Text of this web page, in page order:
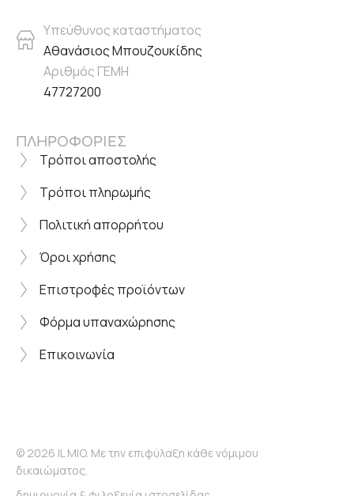
Υπεύθυνος καταστήματος
Αθανάσιος Μπουζουκίδης
Αριθμός ΓΕΜΗ
47727200
ΠΛΗΡΟΦΟΡΙΕΣ
Τρόποι αποστολής
Τρόποι πληρωμής
Πολιτική απορρήτου
Όροι χρήσης
Επιστροφές προϊόντων
Φόρμα υπαναχώρησης
Επικοινωνία
© 2026 IL MIO. Με την επιφύλαξη κάθε νόμιμου
δικαιώματος.